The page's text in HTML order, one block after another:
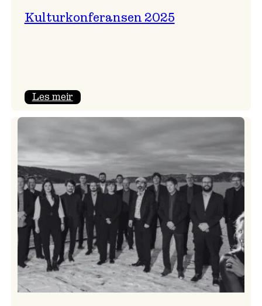
Kulturkonferansen 2025
Les meir: